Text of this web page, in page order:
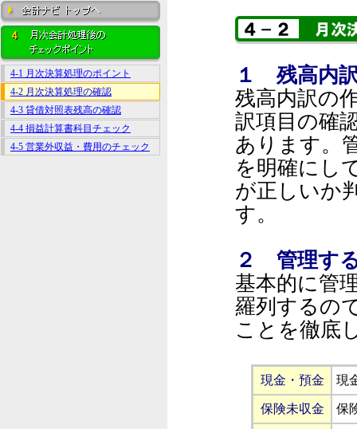
4-1 月次決算処理のポイント
4-2 月次決算処理の確認
4-3 貸借対照表残高の確認
4-4 損益計算書科目チェック
4-5 営業外収益・費用のチェック
１ 残高内
残高内訳の
訳項目の確
あります。
を明確にし
が正しいか
す。
２ 管理す
基本的に管
羅列するの
ことを徹底
現金・預金 現
保険未収金 保